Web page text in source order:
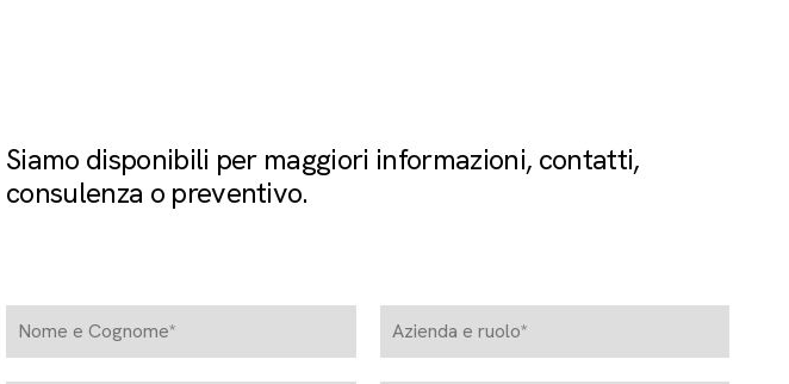
Siamo disponibili per maggiori informazioni, contatti,
consulenza o preventivo.